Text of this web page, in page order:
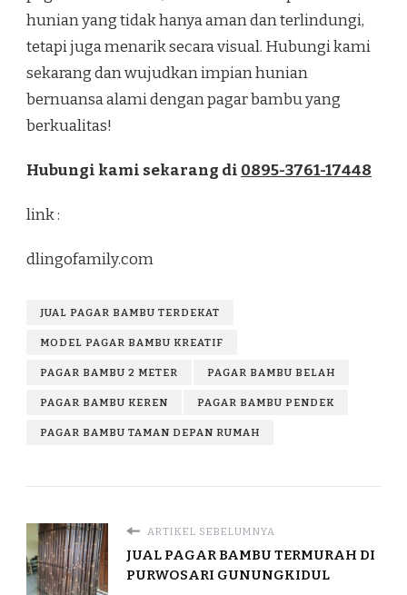
hunian yang tidak hanya aman dan terlindungi,
tetapi juga menarik secara visual. Hubungi kami
sekarang dan wujudkan impian hunian
bernuansa alami dengan pagar bambu yang
berkualitas!
Hubungi kami sekarang di 0895-3761-17448
link :
dlingofamily.com
JUAL PAGAR BAMBU TERDEKAT
MODEL PAGAR BAMBU KREATIF
PAGAR BAMBU 2 METER PAGAR BAMBU BELAH
PAGAR BAMBU KEREN PAGAR BAMBU PENDEK
PAGAR BAMBU TAMAN DEPAN RUMAH
ARTIKEL SEBELUMNYA
JUAL PAGAR BAMBU TERMURAH DI
PURWOSARI GUNUNGKIDUL